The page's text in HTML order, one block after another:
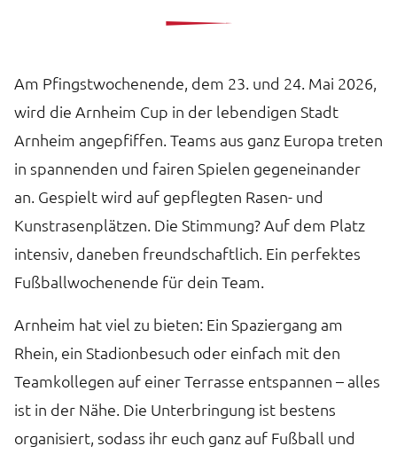
Am Pfingstwochenende, dem 23. und 24. Mai 2026,
wird die Arnheim Cup in der lebendigen Stadt
Arnheim angepfiffen. Teams aus ganz Europa treten
in spannenden und fairen Spielen gegeneinander
an. Gespielt wird auf gepflegten Rasen- und
Kunstrasenplätzen. Die Stimmung? Auf dem Platz
intensiv, daneben freundschaftlich. Ein perfektes
Fußballwochenende für dein Team.
Arnheim hat viel zu bieten: Ein Spaziergang am
Rhein, ein Stadionbesuch oder einfach mit den
Teamkollegen auf einer Terrasse entspannen – alles
ist in der Nähe. Die Unterbringung ist bestens
organisiert, sodass ihr euch ganz auf Fußball und